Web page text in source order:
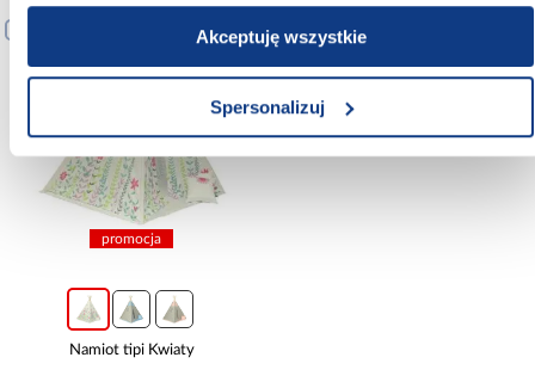
Akceptuję wszystkie
Spersonalizuj
promocja
Namiot tipi Kwiaty